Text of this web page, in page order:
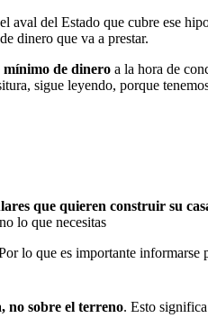
del Estado que cubre ese
dinero que va a prestar.
mínimo de dinero a la hora de
sigue leyendo, porque
que quieren construir su
lo que necesitas
lo que es importante informarse
no sobre el terreno. Esto